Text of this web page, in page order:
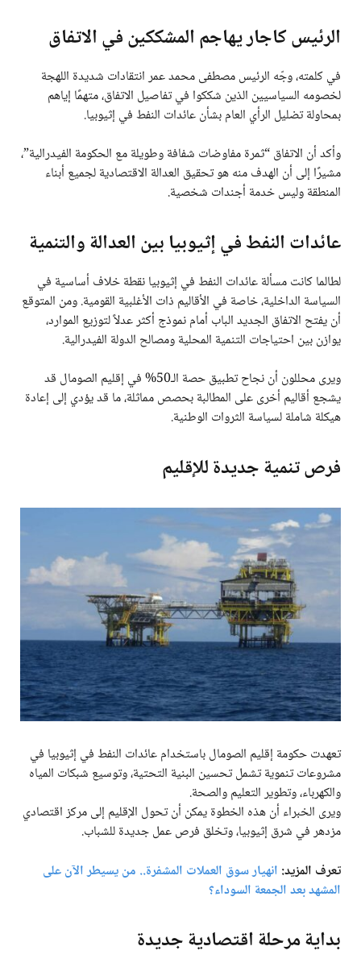
الرئيس كاجار يهاجم المشككين في الاتفاق
في كلمته، وجّه الرئيس مصطفى محمد عمر انتقادات شديدة اللهجة
لخصومه السياسيين الذين شككوا في تفاصيل الاتفاق، متهمًا إياهم
بمحاولة تضليل الرأي العام بشأن عائدات النفط في إثيوبيا.
وأكد أن الاتفاق “ثمرة مفاوضات شفافة وطويلة مع الحكومة الفيدرالية”،
مشيرًا إلى أن الهدف منه هو تحقيق العدالة الاقتصادية لجميع أبناء
المنطقة وليس خدمة أجندات شخصية.
عائدات النفط في إثيوبيا بين العدالة والتنمية
لطالما كانت مسألة عائدات النفط في إثيوبيا نقطة خلاف أساسية في
السياسة الداخلية، خاصة في الأقاليم ذات الأغلبية القومية. ومن المتوقع
أن يفتح الاتفاق الجديد الباب أمام نموذج أكثر عدلاً لتوزيع الموارد،
يوازن بين احتياجات التنمية المحلية ومصالح الدولة الفيدرالية.
ويرى محللون أن نجاح تطبيق حصة الـ50% في إقليم الصومال قد
يشجع أقاليم أخرى على المطالبة بحصص مماثلة، ما قد يؤدي إلى إعادة
هيكلة شاملة لسياسة الثروات الوطنية.
فرص تنمية جديدة للإقليم
تعهدت حكومة إقليم الصومال باستخدام عائدات النفط في إثيوبيا في
مشروعات تنموية تشمل تحسين البنية التحتية، وتوسيع شبكات المياه
والكهرباء، وتطوير التعليم والصحة.
ويرى الخبراء أن هذه الخطوة يمكن أن تحول الإقليم إلى مركز اقتصادي
مزدهر في شرق إثيوبيا، وتخلق فرص عمل جديدة للشباب.
تعرف المزيد: انهيار سوق العملات المشفرة.. من يسيطر الآن على
المشهد بعد الجمعة السوداء؟
بداية مرحلة اقتصادية جديدة